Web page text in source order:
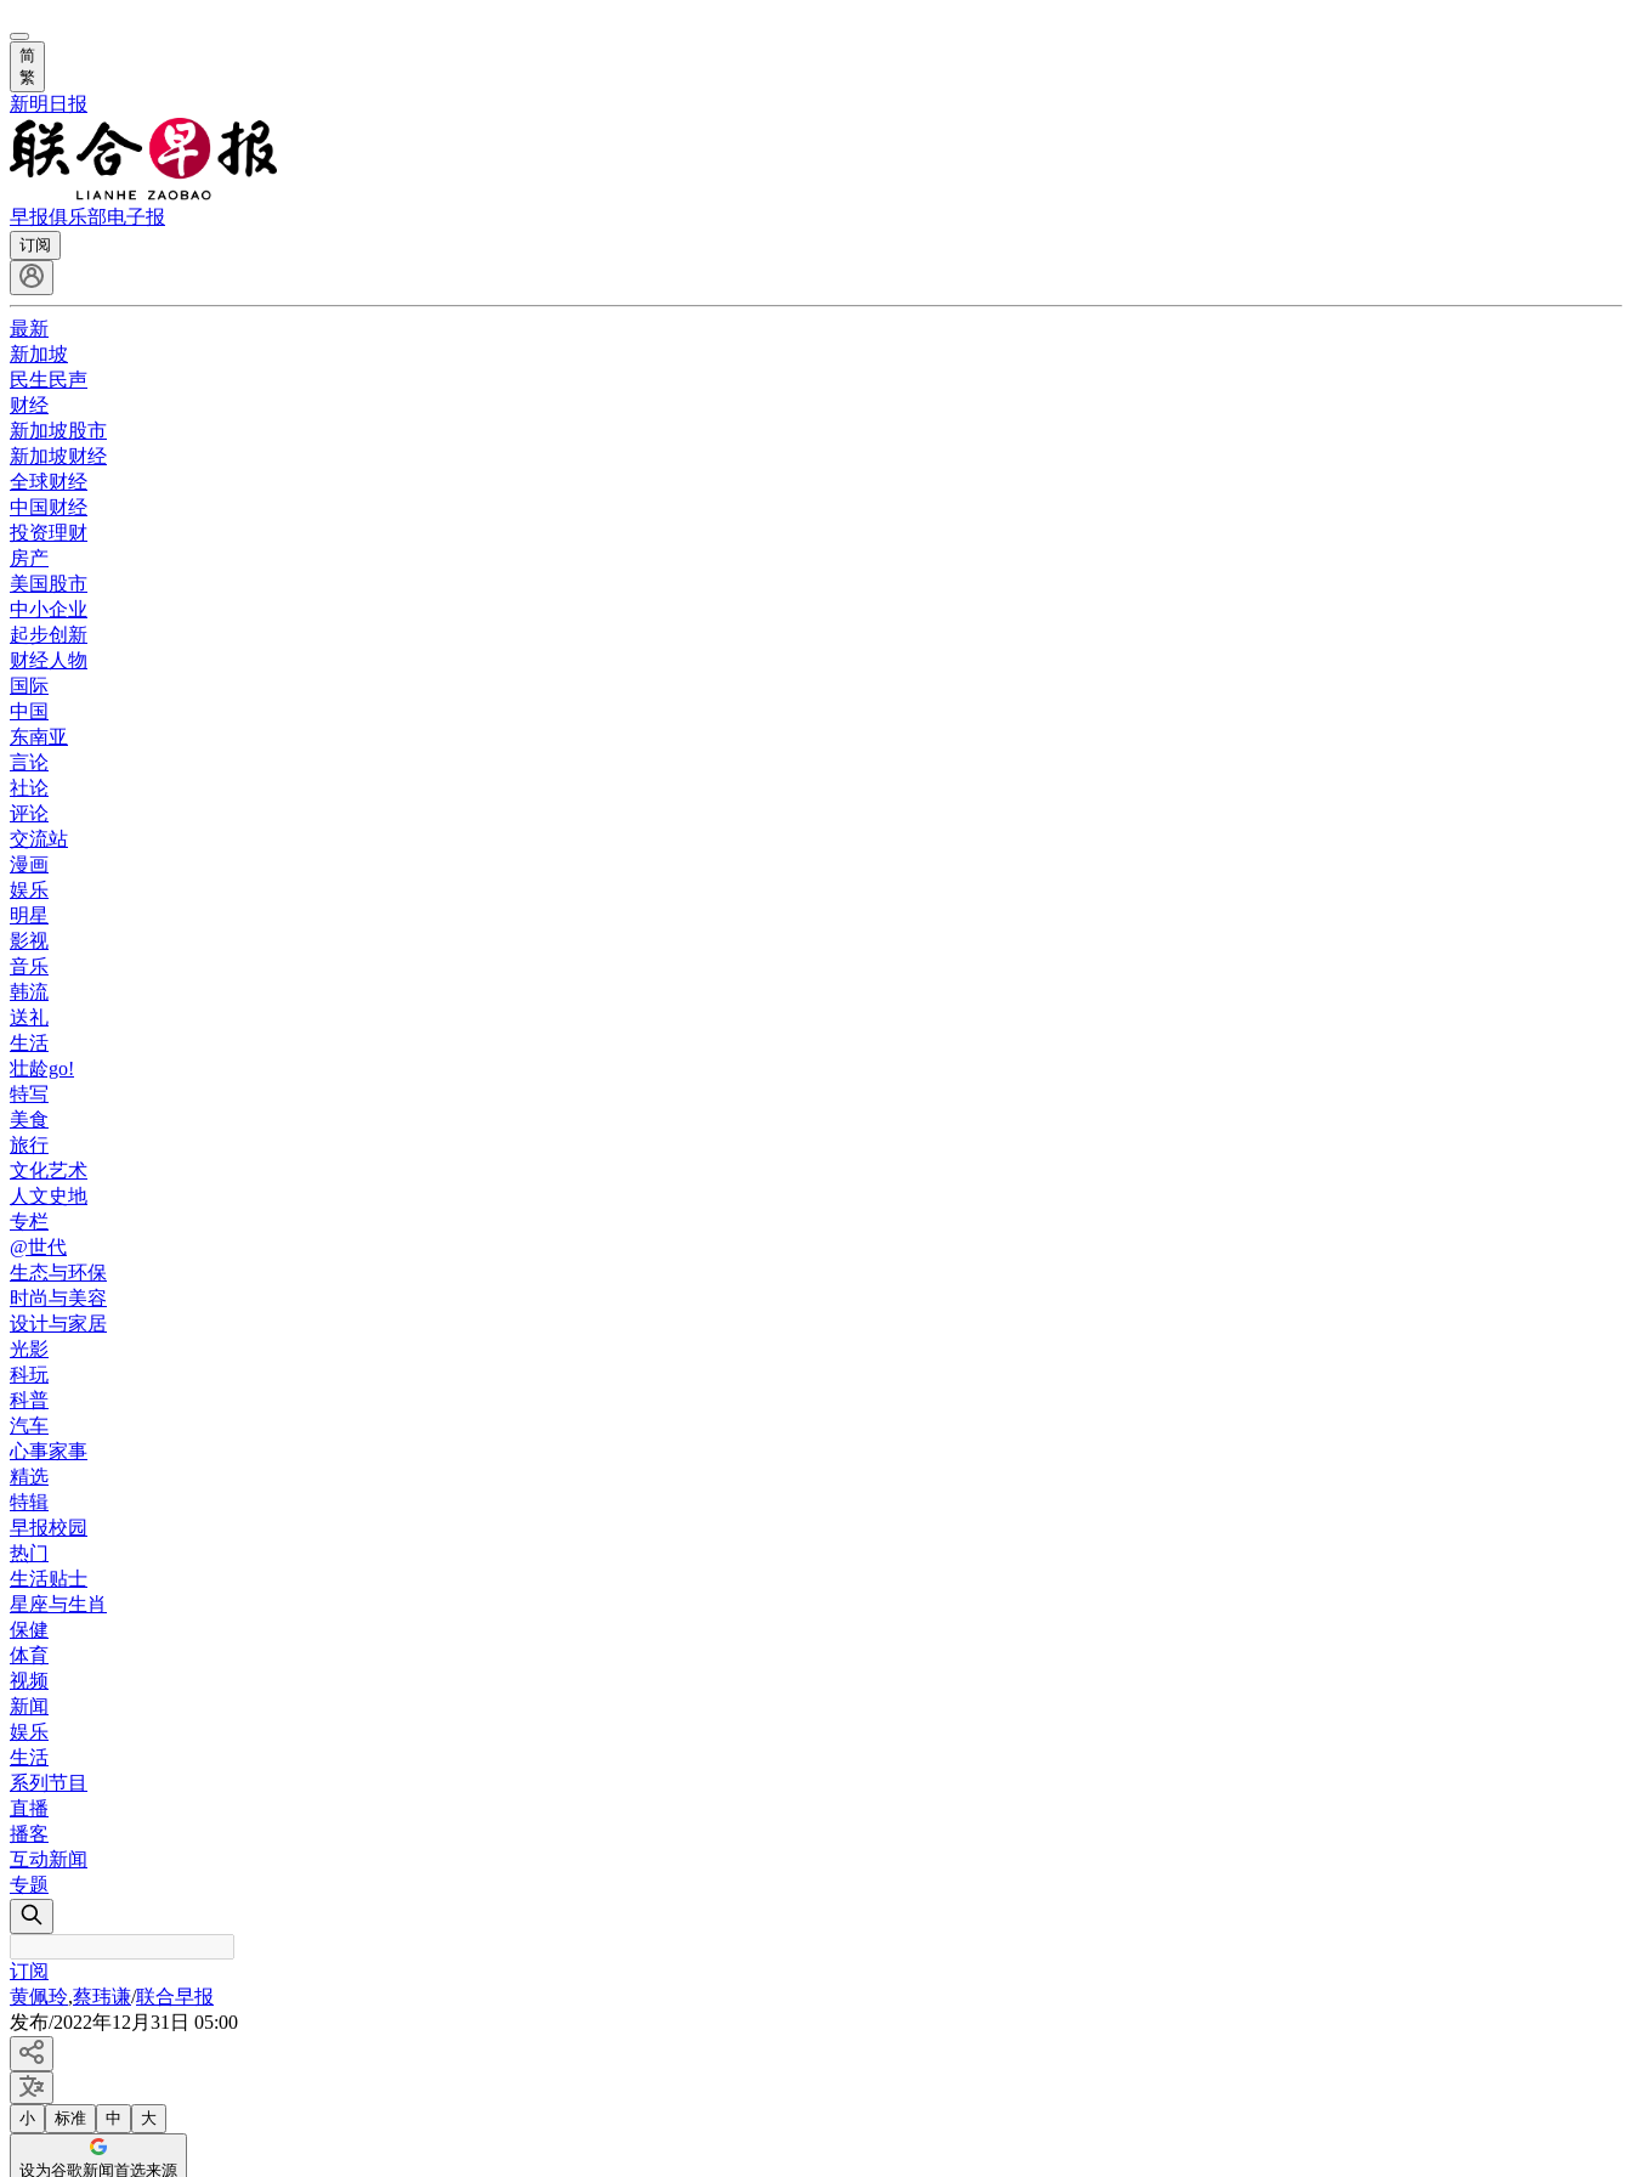
简
繁
新明日报
早报俱乐部电子报
订阅
最新
新加坡
民生民声
财经
新加坡股市
新加坡财经
全球财经
中国财经
投资理财
房产
美国股市
中小企业
起步创新
财经人物
国际
中国
东南亚
言论
社论
评论
交流站
漫画
娱乐
明星
影视
音乐
韩流
送礼
生活
壮龄go!
特写
美食
旅行
文化艺术
人文史地
专栏
@世代
生态与环保
时尚与美容
设计与家居
光影
科玩
科普
汽车
心事家事
精选
特辑
早报校园
热门
生活贴士
星座与生肖
保健
体育
视频
新闻
娱乐
生活
系列节目
直播
播客
互动新闻
专题
订阅
黄佩玲,蔡玮谦/联合早报
发布/2022年12月31日 05:00
小 标准 中 大
设为谷歌新闻首选来源